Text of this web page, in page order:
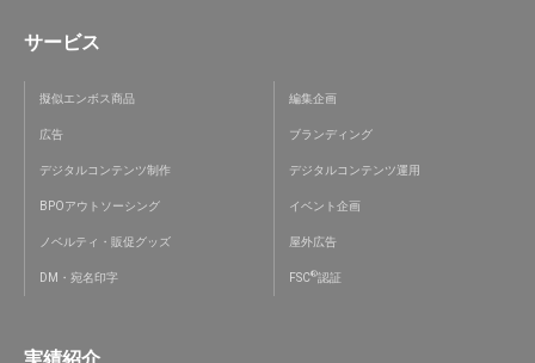
サービス
擬似エンボス商品 編集企画
広告 ブランディング
デジタルコンテンツ制作 デジタルコンテンツ運用
BPOアウトソーシング イベント企画
ノベルティ・販促グッズ 屋外広告
DM・宛名印字 FSC®認証